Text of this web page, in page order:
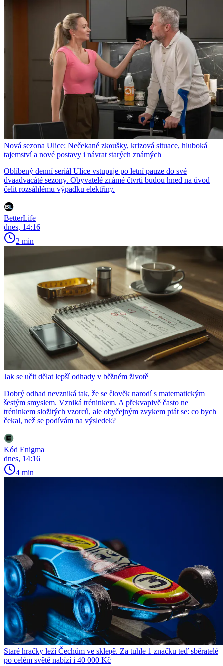
Nová sezona Ulice: Nečekané zkoušky, krizová situace, hluboká
tajemství a nové postavy i návrat starých známých
Oblíbený denní seriál Ulice vstupuje po letní pauze do své
dvaadvacáté sezony. Obyvatelé známé čtvrti budou hned na úvod
čelit rozsáhlému výpadku elektřiny.
BetterLife
dnes, 14:16
2 min
Jak se učit dělat lepší odhady v běžném životě
Dobrý odhad nevzniká tak, že se člověk narodí s matematickým
šestým smyslem. Vzniká tréninkem. A překvapivě často ne
tréninkem složitých vzorců, ale obyčejným zvykem ptát se: co bych
čekal, než se podívám na výsledek?
Kód Enigma
dnes, 14:16
4 min
Staré hračky leží Čechům ve sklepě. Za tuhle 1 značku teď sběratelé
po celém světě nabízí i 40 000 Kč